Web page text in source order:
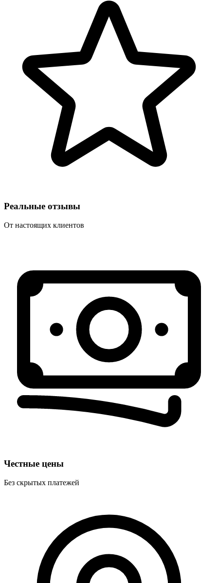
Реальные отзывы
От настоящих клиентов
Честные цены
Без скрытых платежей